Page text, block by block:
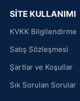
SİTE KULLANIMI
KVKK Bilgilendirme
Satış Sözleşmesi
Şartlar ve Koşullar
Sık Sorulan Sorular